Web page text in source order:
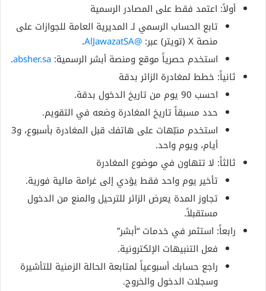
أولاً: اعتمد فقط على المصادر الرسمية
تابع الحساب الرسمي لـ المديرية العامة للجوازات على
منصة X (تويتر) عبر:
@AlJawazatSA
.
استخدم حصرياً موقع ومنصة أبشر الرسمية: absher.sa
.
ثانياً: خطط لمغادرة الزائر بدقة
احسب 90 يوم من تاريخ الدخول بدقة.
حدد مسبقاً تاريخ المغادرة وضعه في التقويم.
استخدم منبّهات على هاتفك قبل المغادرة بأسبوع، و3
أيام، ويوم واحد.
ثالثاً: لا تتهاون في موضوع المغادرة
تأخير يوم واحد فقط يؤدي إلى غرامة مالية فورية.
تجاوز المدة يعرض الزائر للترحيل والمنع من الدخول
مستقبلاً.
رابعاً: استثمر في خدمات “أبشر”
فعل التنبيهات الإلكترونية.
راجع حسابك أسبوعياً لمتابعة الحالة الزمنية للتأشيرة
وسجلات الدخول والخروج.